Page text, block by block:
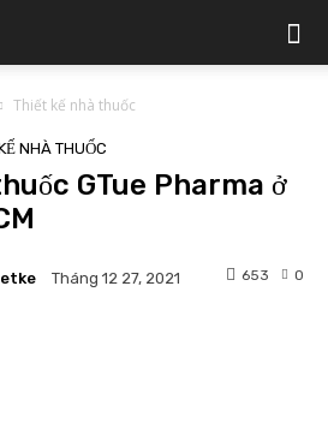
Thiết kế nhà thuốc
NHÀ THUỐC
GTue Pharma ở
Tháng 12 27, 2021 0
653